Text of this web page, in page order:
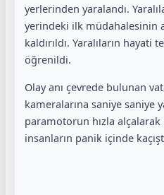
yerlerinden yaralandı.
yerindeki ilk müdahalesinin
kaldırıldı. Yaralıların hayati
öğrenildi.
Olay anı çevrede bulunan
kameralarına saniye saniye
paramotorun hızla
insanların panik içinde